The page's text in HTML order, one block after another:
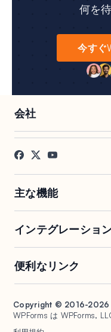
何を
今すぐ
会社
採用情報
お客様の声
プレス
主な機能
条件付きロジック
会話型フォーム
フォームランディングペ
エントリー管理
フォーム放棄
フォーム通知
インテグレーショ
Google Sheets
Salesforce
HubSpot
Google ドライブ
便利なリンク
ドキュメント
プランと料金
Copyright © 2016-2026
WPForms は WPForms,